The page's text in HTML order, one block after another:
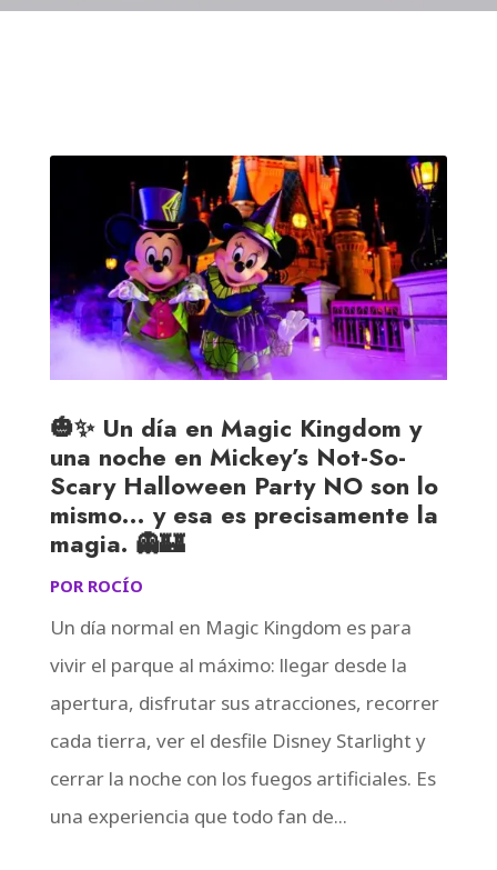
🎃✨ Un día en Magic Kingdom y
una noche en Mickey’s Not-So-
Scary Halloween Party NO son lo
mismo… y esa es precisamente la
magia. 👻🏰
POR ROCÍO
Un día normal en Magic Kingdom es para
vivir el parque al máximo: llegar desde la
apertura, disfrutar sus atracciones, recorrer
cada tierra, ver el desfile Disney Starlight y
cerrar la noche con los fuegos artificiales. Es
una experiencia que todo fan de...